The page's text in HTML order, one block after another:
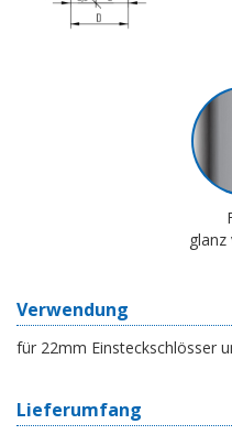
Verwendung
für 22mm Einsteckschlösser
Lieferumfang